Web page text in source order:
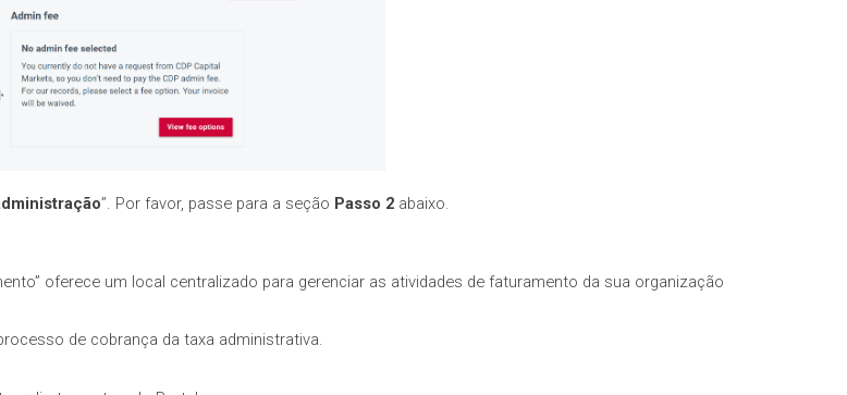
”. Por favor, passe para a seção Passo 2 abaixo.
oferece um local centralizado para gerenciar as atividades de faturamento da sua organização
de cobrança da taxa administrativa.